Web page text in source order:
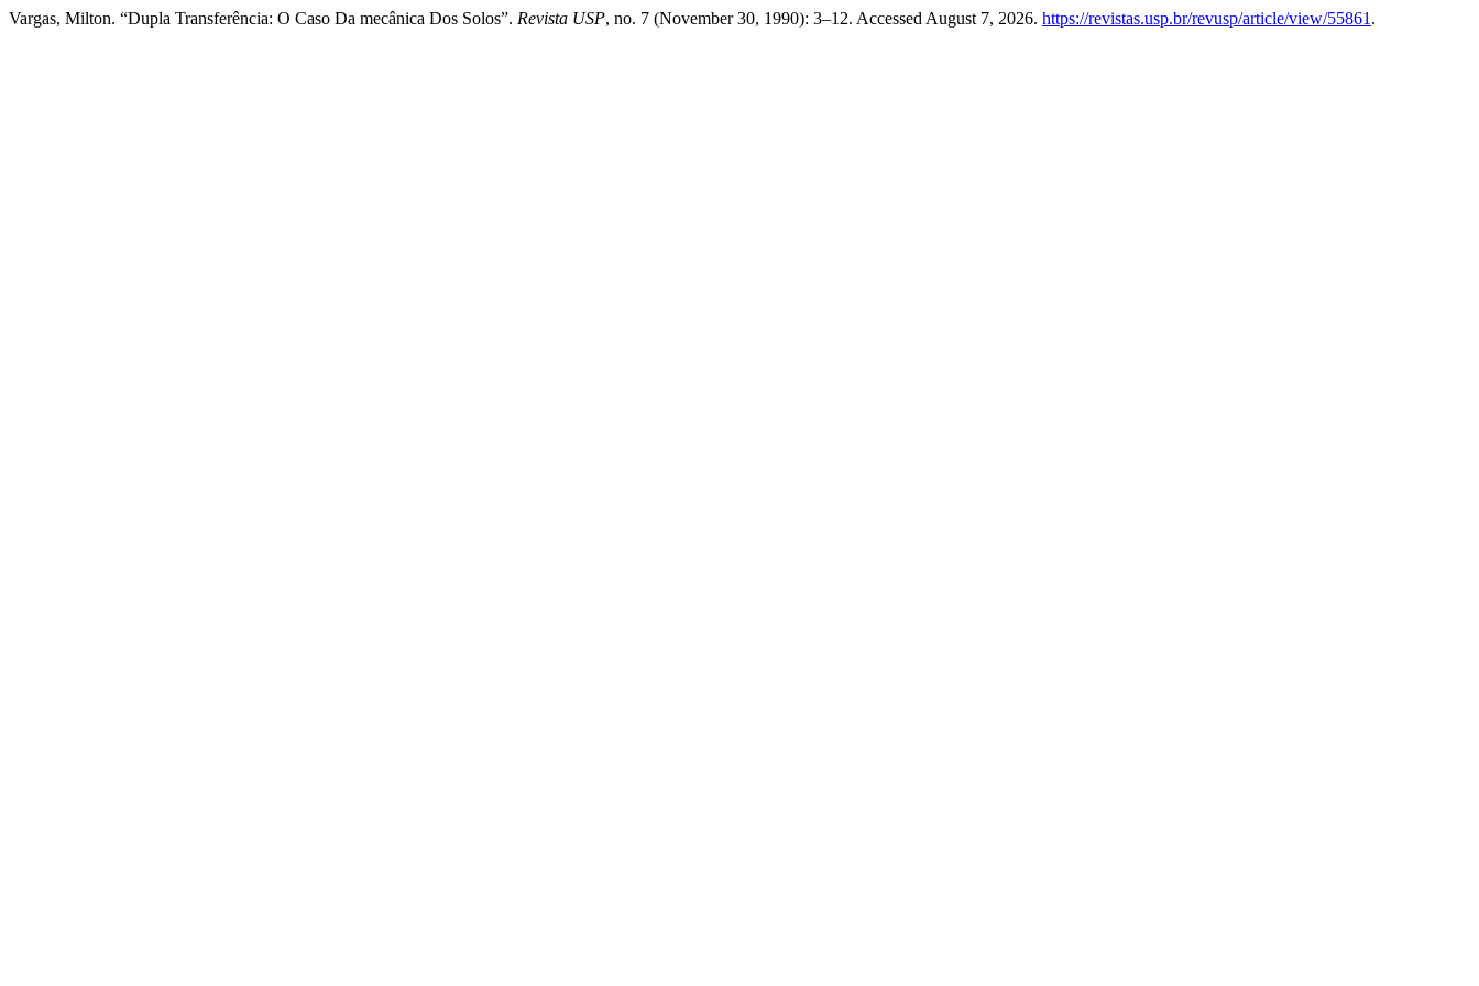
Vargas, Milton. “Dupla Transferência: O Caso Da mecânica Dos Solos”. Revista USP, no. 7 (November 30, 1990): 3–12. Accessed August 7, 2026. https://revistas.usp.br/revusp/article/view/55861 .